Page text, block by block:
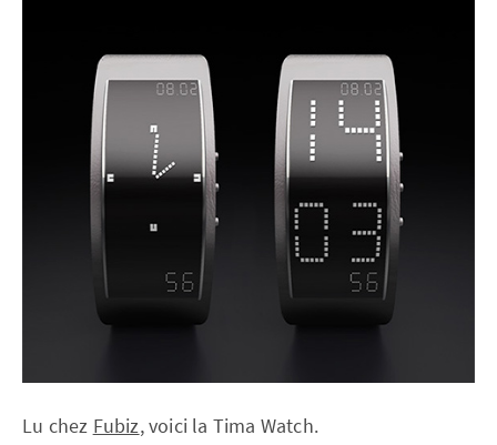
Lu chez Fubiz, voici la Tima Watch.